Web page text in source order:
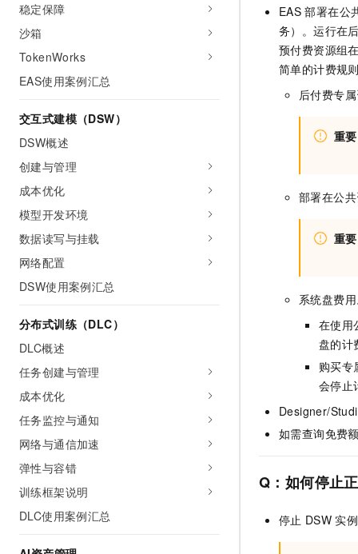
稳定保障
沙箱
TokenWorks
EAS使用案例汇总
交互式建模（DSW）
DSW概述
创建与管理
成本优化
模型开发环境
数据读写与挂载
网络配置
DSW使用案例汇总
分布式训练（DLC）
DLC概述
任务创建与管理
成本优化
任务监控与通知
网络与通信加速
弹性与容错
训练框架说明
DLC使用案例汇总
EAS 部署在公
务）。运行在
预付费资源组
简单的计费规
后付费专
重要
部署在公
重要
系统盘费
在使用
盘的计
购买专
会停止
Designer/
如需查询免费
Q：如何停止
停止 DSW 实